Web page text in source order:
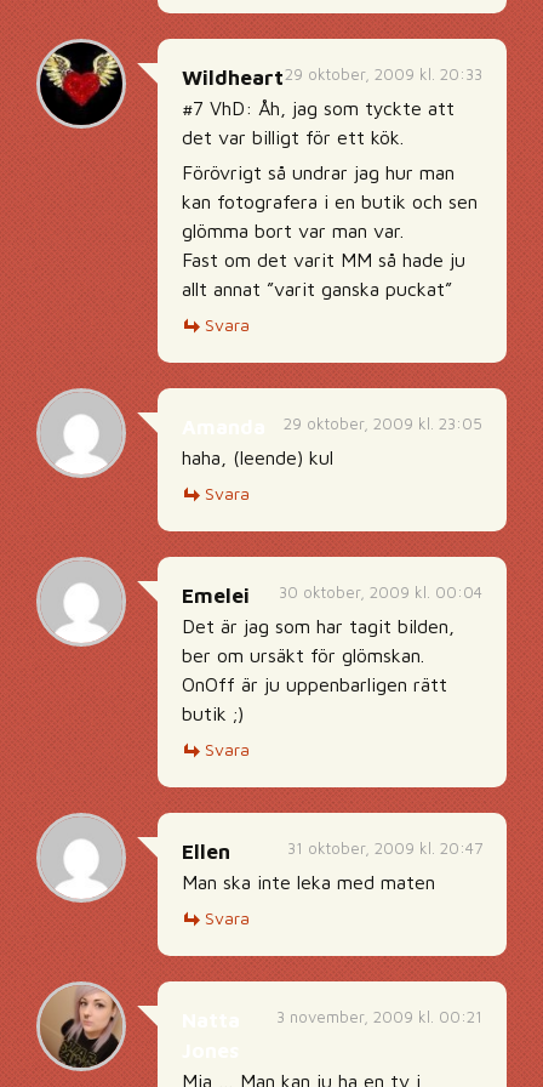
29 oktober, 2009 kl. 20:33
Wildheart
#7 VhD: Åh, jag som tyckte att
det var billigt för ett kök.
Förövrigt så undrar jag hur man
kan fotografera i en butik och sen
glömma bort var man var.
Fast om det varit MM så hade ju
allt annat ”varit ganska puckat”
Svara
29 oktober, 2009 kl. 23:05
haha, (leende) kul
Svara
30 oktober, 2009 kl. 00:04
Emelei
Det är jag som har tagit bilden,
ber om ursäkt för glömskan.
OnOff är ju uppenbarligen rätt
butik ;)
Svara
31 oktober, 2009 kl. 20:47
Ellen
Man ska inte leka med maten
Svara
3 november, 2009 kl. 00:21
Mja … Man kan ju ha en tv i